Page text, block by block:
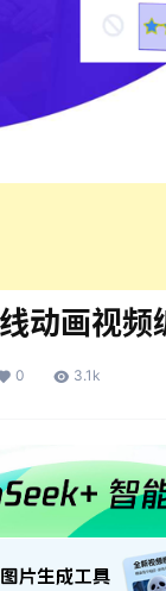
动画视频
0 3.1k